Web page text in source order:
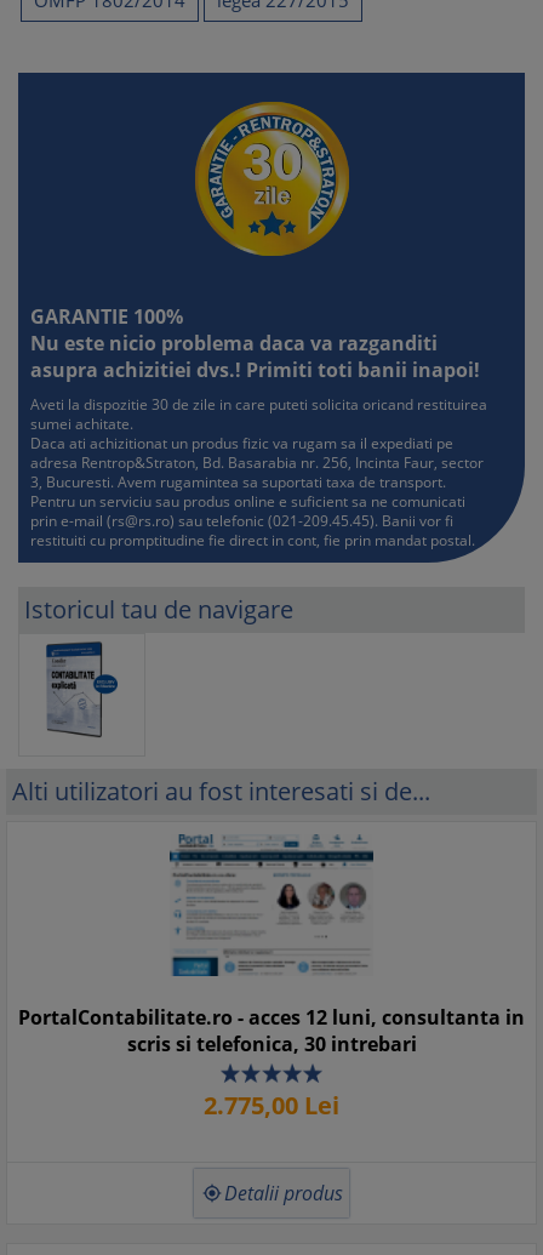
GARANTIE 100%
Nu este nicio problema daca va razganditi
asupra achizitiei dvs.! Primiti toti banii inapoi!
Aveti la dispozitie 30 de zile in care puteti solicita oricand restituirea
sumei achitate.
Daca ati achizitionat un produs fizic va rugam sa il expediati pe
adresa Rentrop&Straton, Bd. Basarabia nr. 256, Incinta Faur, sector
3, Bucuresti. Avem rugamintea sa suportati taxa de transport.
Pentru un serviciu sau produs online e suficient sa ne comunicati
prin e-mail (rs@rs.ro) sau telefonic (021-209.45.45). Banii vor fi
restituiti cu promptitudine fie direct in cont, fie prin mandat postal.
Istoricul tau de navigare
Alti utilizatori au fost interesati si de...
PortalContabilitate.ro - acces 12 luni, consultanta in
scris si telefonica, 30 intrebari
2.775,00 Lei
 Detalii produs